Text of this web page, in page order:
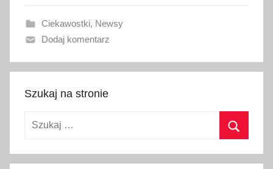
a
n
4
m
a
Ciekawostki, Newsy
Dodaj komentarz
Szukaj na stronie
Szukaj: